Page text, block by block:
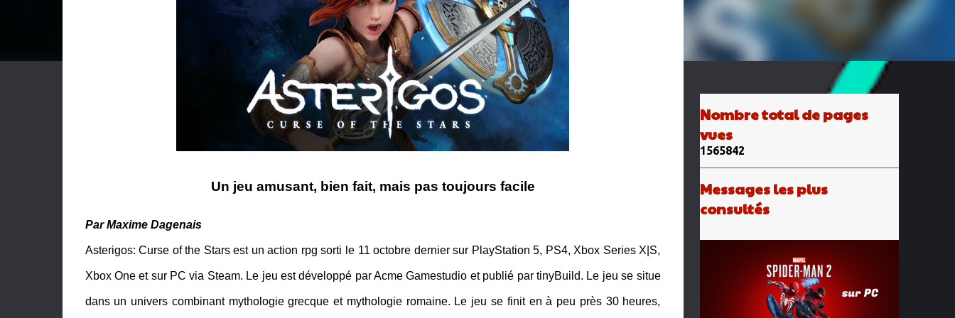
Un jeu amusant, bien fait, mais pas toujours facile
Par Maxime Dagenais
Asterigos: Curse of the Stars est un action rpg sorti le 11 octobre dernier sur PlayStation 5, PS4, Xbox Series X|S,
Xbox One et sur PC via Steam. Le jeu est développé par Acme Gamestudio et publié par tinyBuild. Le jeu se situe
dans un univers combinant mythologie grecque et mythologie romaine. Le jeu se finit en à peu près 30 heures,
Nombre total de pages
vues
1565842
Messages les plus
consultés